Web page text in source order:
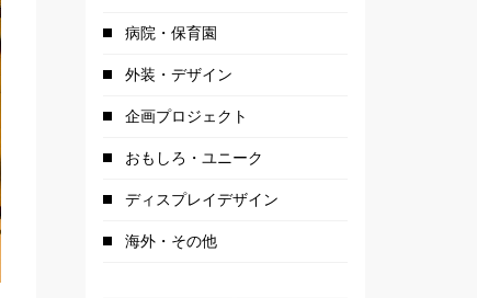
病院・保育園
外装・デザイン
企画プロジェクト
おもしろ・ユニーク
ディスプレイデザイン
海外・その他